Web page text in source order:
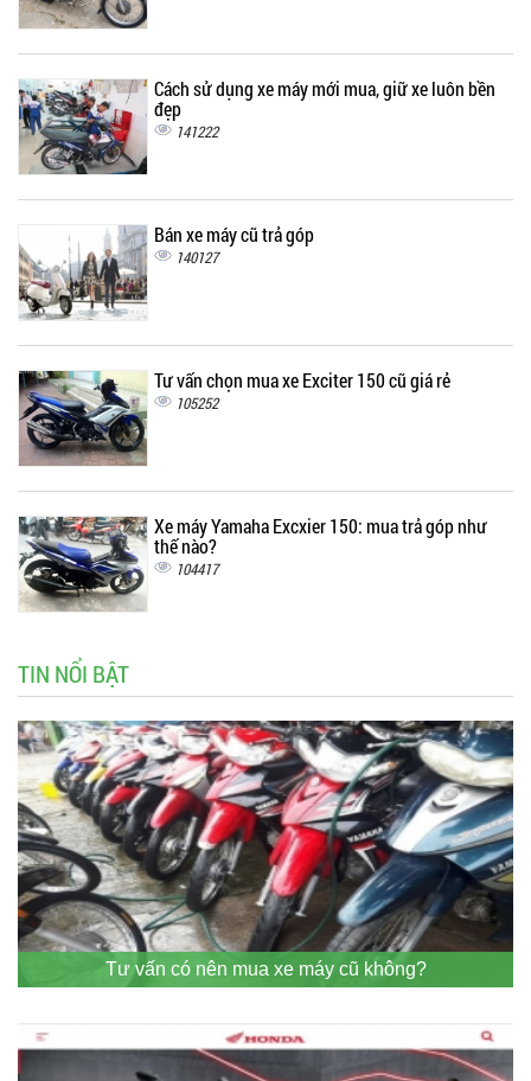
Cách sử dụng xe máy mới mua, giữ xe luôn bền
đẹp
141222
Bán xe máy cũ trả góp
140127
Tư vấn chọn mua xe Exciter 150 cũ giá rẻ
105252
Xe máy Yamaha Excxier 150: mua trả góp như
thế nào?
104417
TIN NỔI BẬT
Tư vấn có nên mua xe máy cũ không?